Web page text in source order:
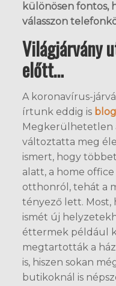
különösen fontos,
válasszon
Világjárvány
előtt…
A koronavírus-
írtunk eddig is
Megkerülhetetlen
változtatta meg
ismert, hogy
alatt, a home
otthonról, tehát a
tényező lett. Most,
ismét új
éttermek például
megtartották a
is, hiszen sokan
butikoknál is